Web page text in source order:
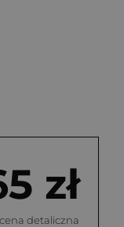
zł
detaliczna